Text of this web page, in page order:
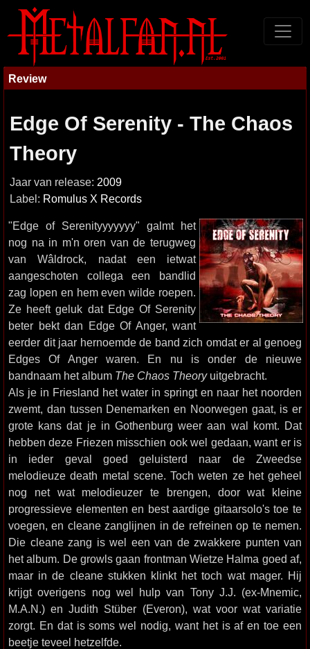
Review
Edge Of Serenity - The Chaos
Theory
Jaar van release: 2009
Label: Romulus X Records
"Edge of Serenityyyyyyy" galmt het
nog na in m'n oren van de terugweg
van Wâldrock, nadat een ietwat
aangeschoten collega een bandlid
zag lopen en hem even wilde roepen.
Ze heeft geluk dat Edge Of Serenity
beter bekt dan Edge Of Anger, want
eerder dit jaar hernoemde de band zich omdat er al genoeg
Edges Of Anger waren. En nu is onder de nieuwe
bandnaam het album The Chaos Theoryuitgebracht.
Als je in Friesland het water in springt en naar het noorden
zwemt, dan tussen Denemarken en Noorwegen gaat, is er
grote kans dat je in Gothenburg weer aan wal komt. Dat
hebben deze Friezen misschien ook wel gedaan, want er is
in ieder geval goed geluisterd naar de Zweedse
melodieuze death metal scene. Toch weten ze het geheel
nog net wat melodieuzer te brengen, door wat kleine
progressieve elementen en best aardige gitaarsolo's toe te
voegen, en cleane zanglijnen in de refreinen op te nemen.
Die cleane zang is wel een van de zwakkere punten van
het album. De growls gaan frontman Wietze Halma goed af,
maar in de cleane stukken klinkt het toch wat mager. Hij
krijgt overigens nog wel hulp van Tony J.J. (ex-Mnemic,
M.A.N.) en Judith Stüber (Everon), wat voor wat variatie
zorgt. En dat is soms wel nodig, want het is af en toe een
beetje teveel hetzelfde.